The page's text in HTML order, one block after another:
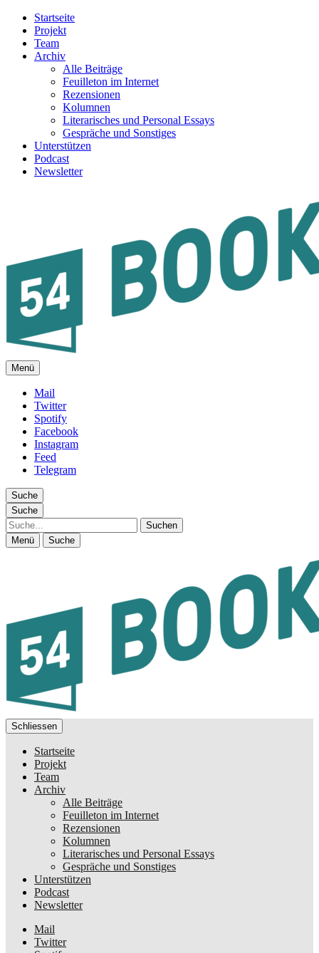
Startseite
Projekt
Team
Archiv
Alle Beiträge
Feuilleton im Internet
Rezensionen
Kolumnen
Literarisches und Personal Essays
Gespräche und Sonstiges
Unterstützen
Podcast
Newsletter
FEUILLETON IM INTERNET
Menü
Mail
Twitter
Spotify
Facebook
Instagram
Feed
Telegram
Suche
Suche
Suche
Menü Suche
Schliessen
Startseite
Projekt
Team
Archiv
Alle Beiträge
Feuilleton im Internet
Rezensionen
Kolumnen
Literarisches und Personal Essays
Gespräche und Sonstiges
Unterstützen
Podcast
Newsletter
Mail
Twitter